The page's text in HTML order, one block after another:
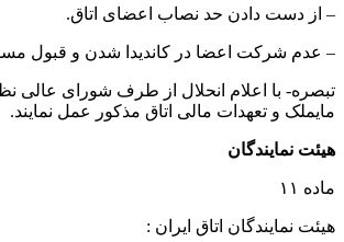
– از دست دادن حد نصاب اعضای اتاق.
– عدم شرکت اعضا در کاندیدا شدن و قبول
مایملک و تعهدات مالی اتاق مذکور عمل نمایند.
هیئت نمایندگان
ماده ۱۱
هیئت نمایندگان اتاق ایران :